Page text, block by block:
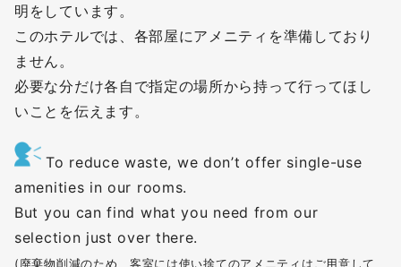
明をしています。
このホテルでは、各部屋にアメニティを準備しており
ません。
必要な分だけ各自で指定の場所から持って行ってほし
いことを伝えます。
To reduce waste, we don’t offer single-use
amenities in our rooms.
But you can find what you need from our
selection just over there.
(廃棄物削減のため、客室には使い捨てのアメニティはご用意して